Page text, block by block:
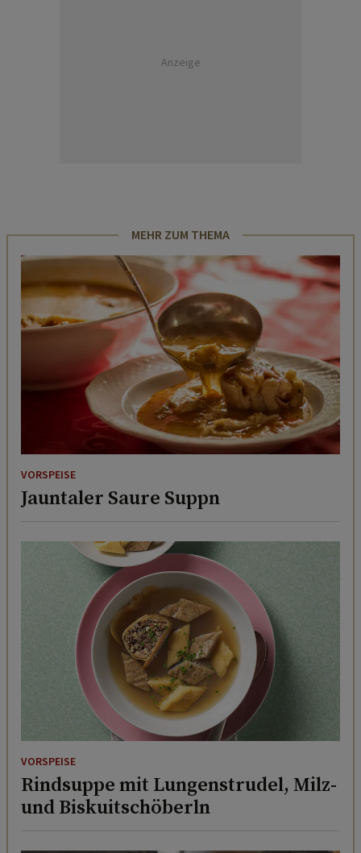
Anzeige
MEHR ZUM THEMA
VORSPEISE
Jauntaler Saure Suppn
VORSPEISE
Rindsuppe mit Lungenstrudel, Milz-
und Biskuitschöberln